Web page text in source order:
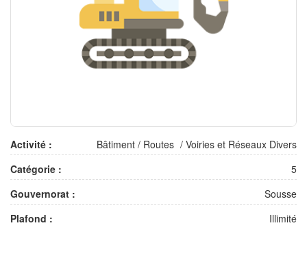
Activité : Bâtiment / Routes / Voiries et Réseaux Divers
Catégorie :
5
Gouvernorat :
Sousse
Plafond :
Illimité